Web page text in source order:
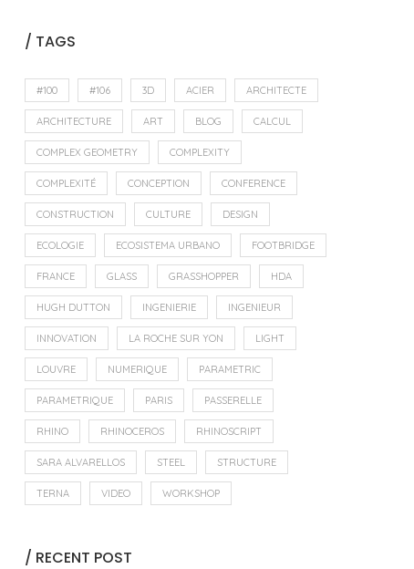
/ TAGS
#100 #106 3D ACIER ARCHITECTE
ARCHITECTURE ART BLOG CALCUL
COMPLEX GEOMETRY COMPLEXITY
COMPLEXITÉ CONCEPTION CONFERENCE
CONSTRUCTION CULTURE DESIGN
ECOLOGIE ECOSISTEMA URBANO FOOTBRIDGE
FRANCE GLASS GRASSHOPPER HDA
HUGH DUTTON INGENIERIE INGENIEUR
INNOVATION LA ROCHE SUR YON LIGHT
LOUVRE NUMERIQUE PARAMETRIC
PARAMETRIQUE PARIS PASSERELLE
RHINO RHINOCEROS RHINOSCRIPT
SARA ALVARELLOS STEEL STRUCTURE
TERNA VIDEO WORKSHOP
/ RECENT POST